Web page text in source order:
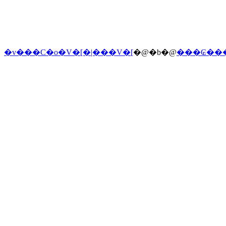
�v���C�o�V�[�|���V�[�@�b�@